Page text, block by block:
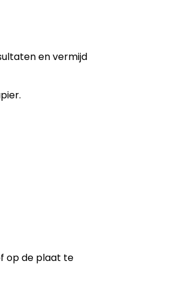
en vermijd
op de plaat te